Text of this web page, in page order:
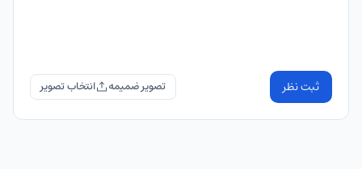
ثبت نظر تصویر ضمیمه